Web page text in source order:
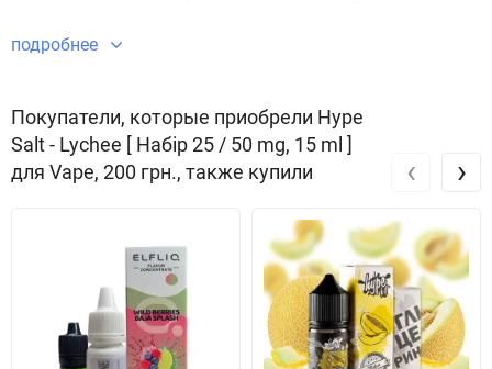
подробнее
Покупатели, которые приобрели Hype
Salt - Lychee [ Набір 25 / 50 mg, 15 ml ]
для Vape, 200 грн., также купили
‹ ›